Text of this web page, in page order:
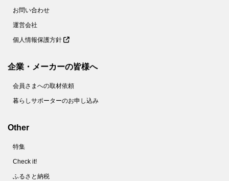
お問い合わせ
運営会社
個人情報保護方針
企業・メーカーの皆様へ
会員さまへの取材依頼
暮らしサポーターのお申し込み
Other
特集
Check it!
ふるさと納税